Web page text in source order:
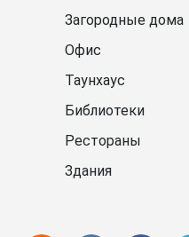
Загородные дома
Офис
Таунхаус
Библиотеки
Рестораны
Здания